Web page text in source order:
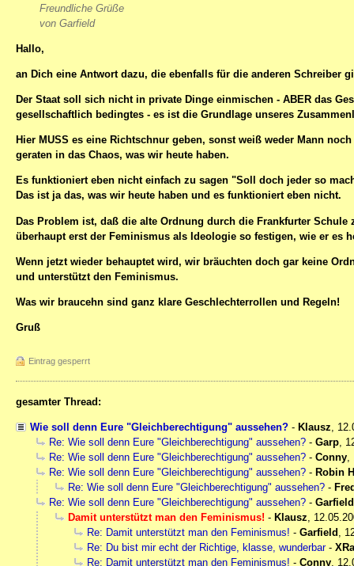
Freundliche Grüße
von Garfield
Hallo,
an Dich eine Antwort dazu, die ebenfalls für die anderen Schreiber
Der Staat soll sich nicht in private Dinge einmischen - ABER das
gesellschaftlich bedingtes - es ist die Grundlage unseres
Hier MUSS es eine Richtschnur geben, sonst weiß weder Mann
geraten in das Chaos, was wir heute haben.
Es funktioniert eben nicht einfach zu sagen "Soll doch jeder so
Das ist ja das, was wir heute haben und es funktioniert eben nicht.
Das Problem ist, daß die alte Ordnung durch die Frankfurter
überhaupt erst der Feminismus als Ideologie so festigen, wie er es
Wenn jetzt wieder behauptet wird, wir bräuchten doch gar keine
und unterstützt den Feminismus.
Was wir braucehn sind ganz klare Geschlechterrollen und Regeln!
Gruß
Eintrag gesperrt
gesamter Thread:
Wie soll denn Eure "Gleichberechtigung" aussehen? - Klausz,
Re: Wie soll denn Eure "Gleichberechtigung" aussehen? - Garp,
Re: Wie soll denn Eure "Gleichberechtigung" aussehen? - Conny,
Re: Wie soll denn Eure "Gleichberechtigung" aussehen? - Robin
Re: Wie soll denn Eure "Gleichberechtigung" aussehen? -
Re: Wie soll denn Eure "Gleichberechtigung" aussehen? - Garfield
Damit unterstützt man den Feminismus! - Klausz,
Re: Damit unterstützt man den Feminismus! - Garfield ,
Re: Du bist mir echt der Richtige, klasse, wunderbar-
Re: Damit unterstützt man den Feminismus! - Conny,